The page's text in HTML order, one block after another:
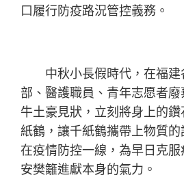
口履行防疫路況管控義務。
中秋小長假時代，在福建
部、醫護職員、青年志愿者
牛土豪見狀，立刻將身上的
紙鶴，讓千紙鶴攜帶上物質
在疫情防控一線，為早日克
安樊籬進獻本身的氣力。